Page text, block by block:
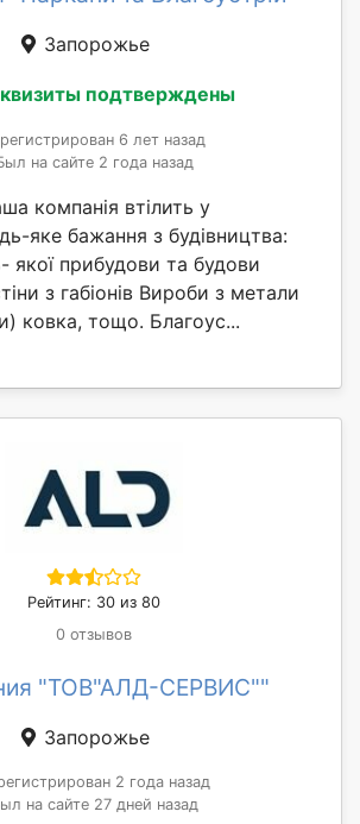
Запорожье
подтверждены
6 лет назад
на сайте 2 года назад
компанія втілить у
яке бажання з будівництва:
якої прибудови та будови
з габіонів Вироби з метали
ковка, тощо. Благоус...
Рейтинг: 30 из 80
0 отзывов
"ТОВ"АЛД-СЕРВИС""
Запорожье
2 года назад
на сайте 27 дней назад